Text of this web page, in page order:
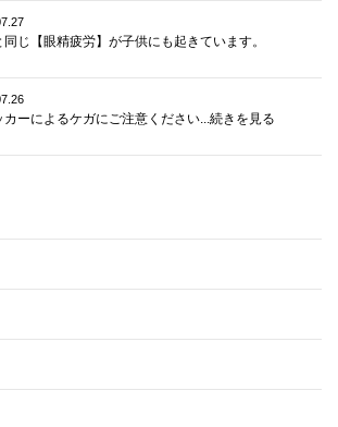
同じ【眼精疲労】が子供にも起きています。
カーによるケガにご注意ください...続きを見る